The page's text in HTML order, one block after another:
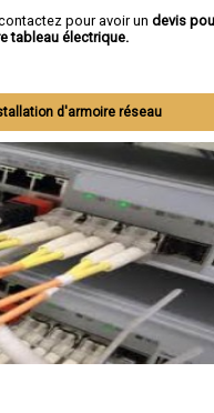
pour avoir un devis
tableau électrique.
d'armoire réseau